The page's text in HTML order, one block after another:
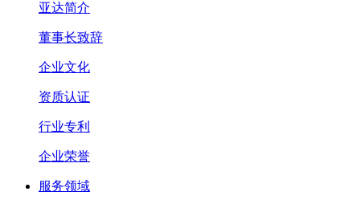
亚达简介
董事长致辞
企业文化
资质认证
行业专利
企业荣誉
服务领域